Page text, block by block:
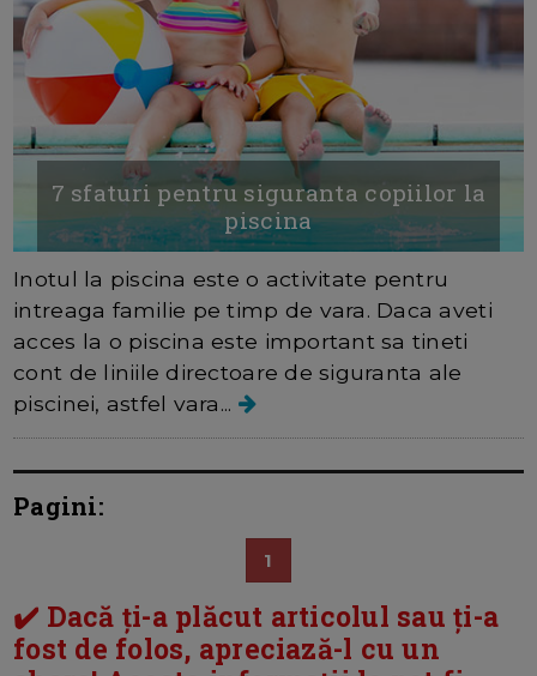
7 sfaturi pentru siguranta copiilor la
piscina
Inotul la piscina este o activitate pentru
intreaga familie pe timp de vara. Daca aveti
acces la o piscina este important sa tineti
cont de liniile directoare de siguranta ale
piscinei, astfel vara...
Pagini:
1
✔️ Dacă ți-a plăcut articolul sau ți-a
fost de folos, apreciază-l cu un